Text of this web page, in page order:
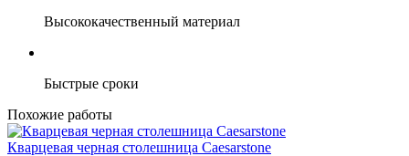
Высококачественный материал
Быстрые сроки
Похожие работы
Кварцевая черная столешница Caesarstone